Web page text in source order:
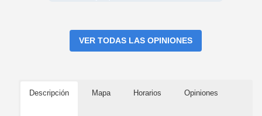
VER TODAS LAS OPINIONES
Descripción Mapa Horarios Opiniones